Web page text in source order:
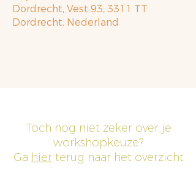
Dordrecht, Vest 93, 3311 TT
Dordrecht, Nederland
Toch nog niet zeker over je
workshopkeuze?
Ga hier terug naar het overzicht